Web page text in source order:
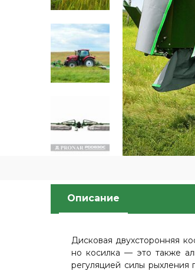
Описание
Дисковая двухсторонняя
но косилка — это также
регуляцией силы